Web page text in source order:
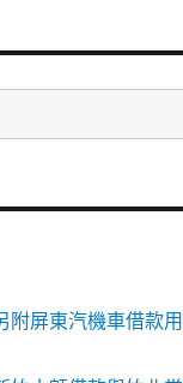
附屏東汽機車借款